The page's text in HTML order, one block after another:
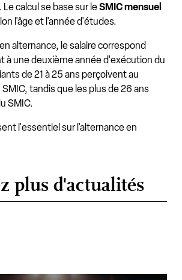
calcul se base sur leSMIC mensuel
l'âge et l'année d'études.
alternance, le salaire correspond
à une deuxième année d'exécution du
de 21 à 25 ans perçoivent au
SMIC, tandis que les plus de 26 ans
SMIC.
l'essentiel sur l'alternance en
plus d'actualités